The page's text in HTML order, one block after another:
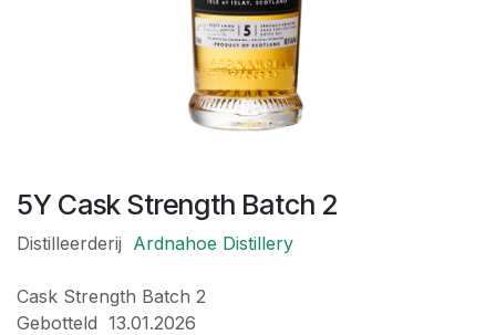
5Y Cask Strength Batch 2
Distilleerderij Ardnahoe Distillery
Cask Strength Batch 2
Gebotteld 13.01.2026